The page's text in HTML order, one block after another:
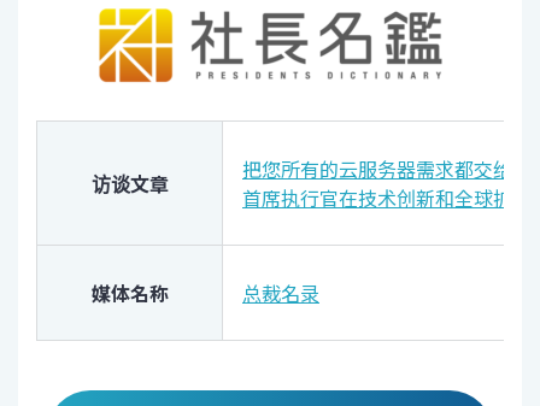
访谈文章
把您所有的云服务器需求都交给我
首席执行官在技术创新和全球扩张
媒体名称 总裁名录